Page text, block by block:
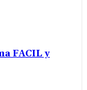
FACIL y